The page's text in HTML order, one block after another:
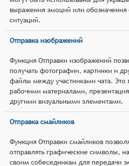
выражения эмоций или
ситуаций.
Отправка изображений
Функция Отправки изображений
получать фотографии, картинки и
файлы между участниками чата. Это
рабочими материалами,
другими визуальными элементами.
Отправка смайликов
Функция Отправки смайликов
отправлять графические символы,
своим собеседникам для передачи